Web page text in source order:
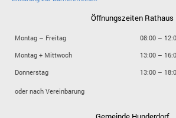
Öffnungszeiten Rathaus
Montag – Freitag
08:00 –
Montag + Mittwoch
13:00 –
Donnerstag
13:00 –
oder nach Vereinbarung